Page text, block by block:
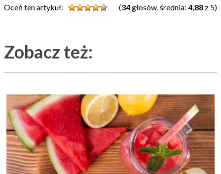
Oceń ten artykuł: (34głosów, średnia: 4,88 z 5)
Zobacz też: